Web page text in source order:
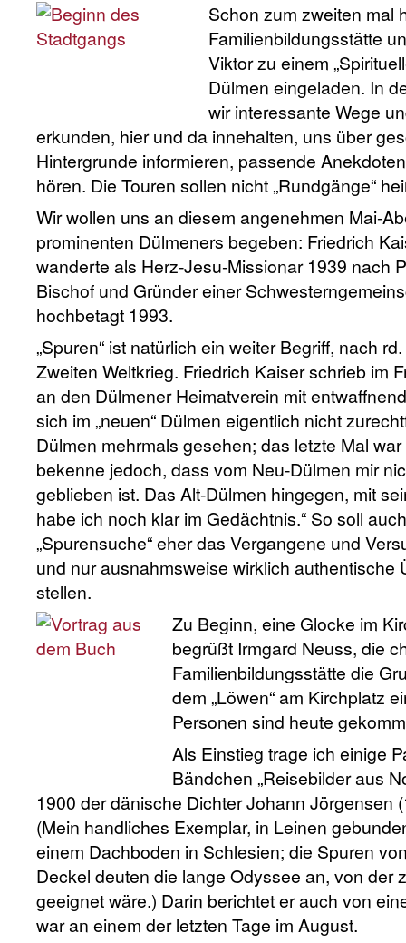
Schon zum zweiten mal
Familienbildungsstätte
Viktor zu einem
Dülmen eingeladen. In
wir interessante Wege
erkunden, hier und da innehalten, uns über
Hintergrunde informieren, passende
hören. Die Touren sollen nicht „Rundgänge“
Wir wollen uns an diesem angenehmen Mai-
prominenten Dülmeners begeben: Friedrich
wanderte als Herz-Jesu-Missionar 1939 nach
Bischof und Gründer einer
hochbetagt 1993.
„Spuren“ ist natürlich ein weiter Begriff, nach
Zweiten Weltkrieg. Friedrich Kaiser schrieb im
an den Dülmener Heimatverein mit
sich im „neuen“ Dülmen eigentlich nicht
Dülmen mehrmals gesehen; das letzte Mal
bekenne jedoch, dass vom Neu-Dülmen mir
geblieben ist. Das Alt-Dülmen hingegen, mit
habe ich noch klar im Gedächtnis.“ So soll
„Spurensuche“ eher das Vergangene und
und nur ausnahmsweise wirklich authentische
stellen.
Zu Beginn, eine Glocke im
begrüßt Irmgard Neuss, die
Familienbildungsstätte die
dem „Löwen“ am Kirchplatz
Personen sind heute
Als Einstieg trage ich einige
Bändchen „Reisebilder aus
1900 der dänische Dichter Johann Jörgensen
(Mein handliches Exemplar, in Leinen
einem Dachboden in Schlesien; die Spuren
Deckel deuten die lange Odyssee an, von der
geeignet wäre.) Darin berichtet er auch von
war an einem der letzten Tage im August.